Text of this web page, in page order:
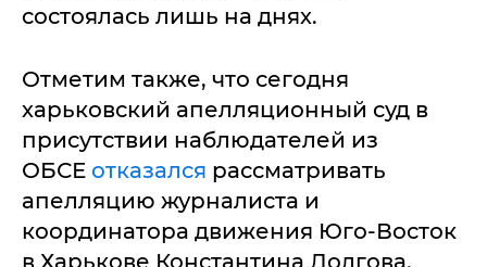
состоялась лишь на днях.
Отметим также, что сегодня
харьковский апелляционный суд в
присутствии наблюдателей из
ОБСЕ отказался рассматривать
апелляцию журналиста и
координатора движения Юго-Восток
в Харькове Константина Долгова.